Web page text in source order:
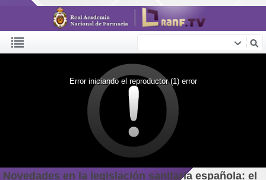
Error iniciando el reproductor (1) error
Novedades en la legislación sanitaria española: el